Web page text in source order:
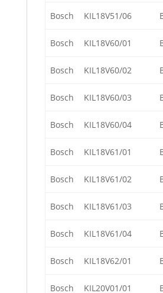
Bosch KIL18V51/06
Bosch KIL18V60/01
Bosch KIL18V60/02
Bosch KIL18V60/03
Bosch KIL18V60/04
Bosch KIL18V61/01
Bosch KIL18V61/02
Bosch KIL18V61/03
Bosch KIL18V61/04
Bosch KIL18V62/01
Bosch KIL20V01/01